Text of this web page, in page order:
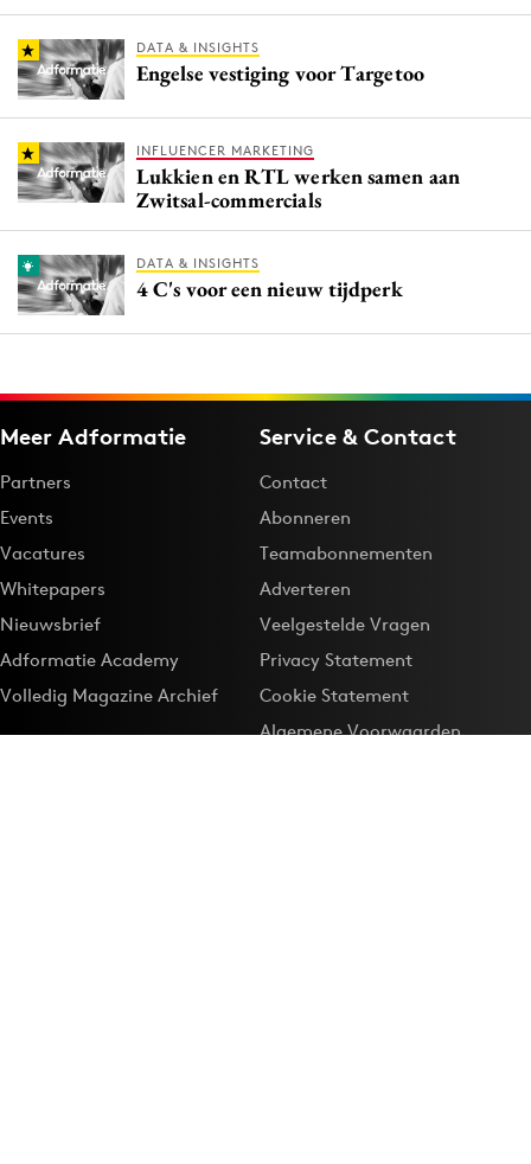
DATA & INSIGHTS
Engelse vestiging voor Targetoo
INFLUENCER MARKETING
Lukkien en RTL werken samen aan
Zwitsal-commercials
DATA & INSIGHTS
4 C's voor een nieuw tijdperk
Meer Adformatie
Partners
Events
Vacatures
Whitepapers
Nieuwsbrief
Adformatie Academy
Volledig Magazine Archief
Service & Contact
Contact
Abonneren
Teamabonnementen
Adverteren
Veelgestelde Vragen
Privacy Statement
Cookie Statement
Algemene Voorwaarden